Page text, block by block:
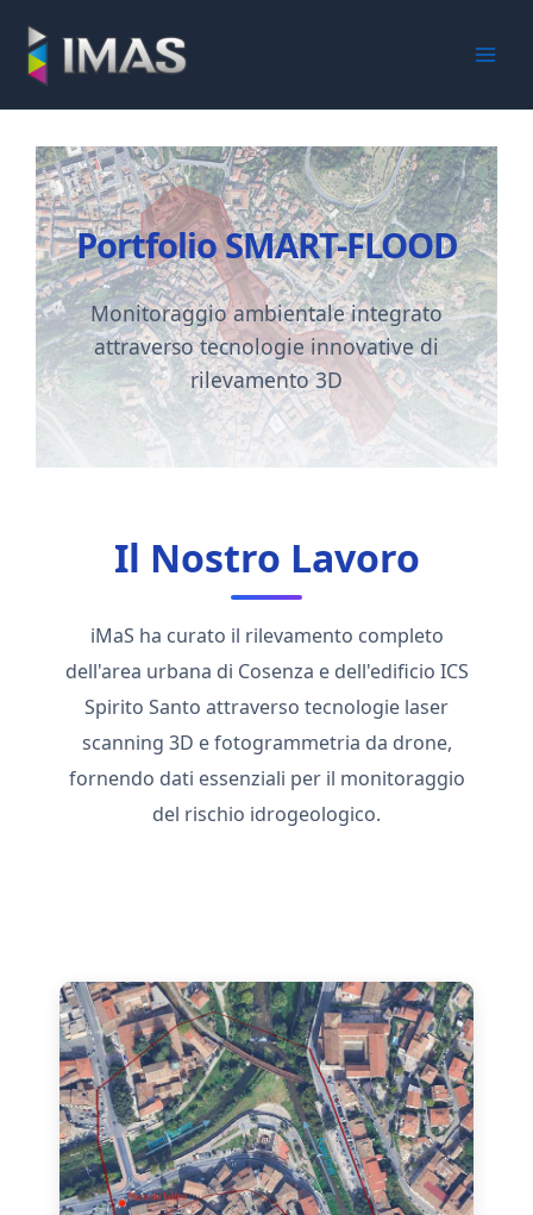
contenuto
Portfolio SMART-FLOOD
Monitoraggio ambientale integrato
attraverso tecnologie innovative di
rilevamento 3D
Il Nostro Lavoro
iMaS ha curato il rilevamento completo
dell'area urbana di Cosenza e dell'edificio ICS
Spirito Santo attraverso tecnologie laser
scanning 3D e fotogrammetria da drone,
fornendo dati essenziali per il monitoraggio
del rischio idrogeologico.